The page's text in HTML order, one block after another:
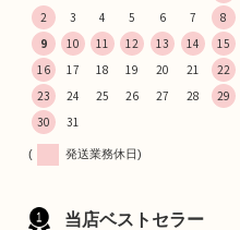
2
3 4 5 6 7
8
9
10 11 12 13 14
15
16
17 18 19 20 21
22
23
24 25 26 27 28
29
30
31
( 発送業務休日)
当店ベストセラー